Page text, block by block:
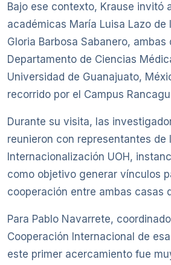
Bajo ese contexto, Krause invitó
académicas María Luisa Lazo de
Gloria Barbosa Sabanero, ambas
Departamento de Ciencias
Universidad de Guanajuato,
recorrido por el Campus
Durante su visita, las
reunieron con representantes de
Internacionalización UOH,
como objetivo generar vínculos
cooperación entre ambas casas
Para Pablo Navarrete,
Cooperación Internacional de
este primer acercamiento fue